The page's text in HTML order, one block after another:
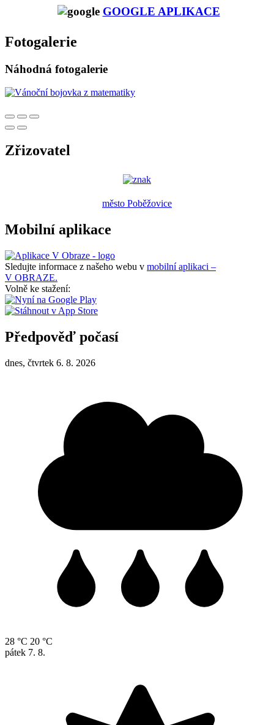
GOOGLE APLIKACE
Fotogalerie
Náhodná fotogalerie
Zřizovatel
město Poběžovice
Mobilní aplikace
Sledujte informace z našeho webu v mobilní aplikaci –
V OBRAZE.
Volně ke stažení:
Předpověď počasí
dnes, čtvrtek 6. 8. 2026
28 °C 20 °C
pátek 7. 8.